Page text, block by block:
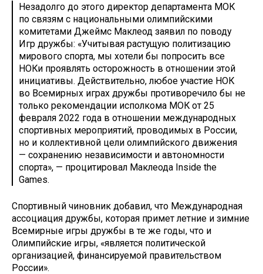
Незадолго до этого директор департамента МОК
по связям с национальными олимпийскими
комитетами Джеймс Маклеод заявил по поводу
Игр дружбы: «Учитывая растущую политизацию
мирового спорта, мы хотели бы попросить все
НОКи проявлять осторожность в отношении этой
инициативы. Действительно, любое участие НОК
во Всемирных играх дружбы противоречило бы не
только рекомендации исполкома МОК от 25
февраля 2022 года в отношении международных
спортивных мероприятий, проводимых в России,
но и коллективной цели олимпийского движения
— сохранению независимости и автономности
спорта», — процитировал Маклеода Inside the
Games.
Спортивный чиновник добавил, что Международная
ассоциация дружбы, которая примет летние и зимние
Всемирные игры дружбы в те же годы, что и
Олимпийские игры, «является политической
организацией, финансируемой правительством
России».